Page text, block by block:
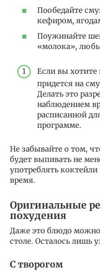
Пообедайте
кефиром,
Поужинайте
«молока»,
Если вы хотите
придется на
Делать это
наблюдением
расписанной
программе.
Не забывайте о том,
будет выпивать не
употреблять
время.
Оригинальные
похудения
Даже это блюдо
столе. Осталось лишь
С творогом